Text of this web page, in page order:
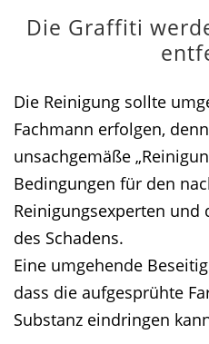
Die Graffiti
Die Reinigung sollte
Fachmann erfolgen,
unsachgemäße
Bedingungen für den
Reinigungsexperten
des Schadens.
Eine umgehende
dass die aufgesprühte
Substanz eindringen